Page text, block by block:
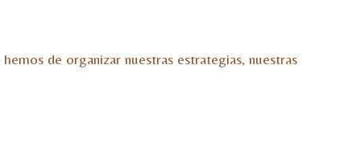
de organizar nuestras estrategias, nuestras